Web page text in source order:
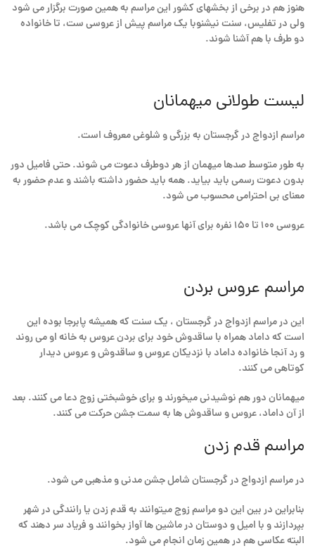
هنوز هم در برخی از بخشهای کشور این مراسم به همین صورت برگزار می شود
ولی در تفلیس، سنت نیشنوبا یک مراسم پیش از عروسی ست، تا خانواده
دو طرف با هم آشنا شوند.
لیست طولانی میهمانان
مراسم ازدواج در گرجستان به بزرگی و شلوغی معروف است.
به طور متوسط صدها میهمان از هر دوطرف دعوت می شوند. حتی فامیل دور
بدون دعوت رسمی باید بیاید. همه باید حضور داشته باشند و عدم حضور به
معنای بی احترامی محسوب می شود.
عروسی ۱۰۰ تا ۱۵۰ نفره برای آنها عروسی خانوادگی کوچک می باشد.
مراسم عروس بردن
این در مراسم ازدواج در گرجستان ، یک سنت که همیشه پابرجا بوده این
است که داماد همراه با ساقدوش خود برای بردن عروس به خانه او می روند
و رد آنجا خانواده داماد با نزدیکان عروس و ساقدوش و عروس دیدار
کوتاهی می کنند.
میهمانان دور هم نوشیدنی میخورند و برای خوشبختی زوج دعا می کنند. بعد
از آن داماد، عروس و ساقدوش ها به سمت جشن حرکت می کنند.
مراسم قدم زدن
در مراسم ازدواج در گرجستان شامل جشن مدنی و مذهبی می شود.
بنابراین در بین این دو مراسم زوج میتوانند به قدم زدن یا رانندگی در شهر
بپردازند و با امیل و دوستان در ماشین ها آواز بخوانند و فریاد سر دهند که
البته عکاسی هم در همین زمان انجام می شود.